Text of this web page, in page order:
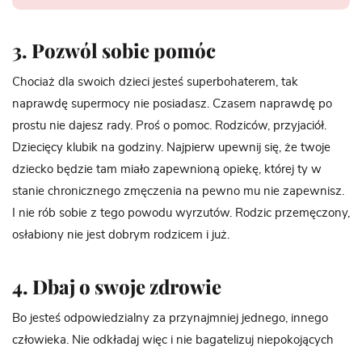
3. Pozwól sobie pomóc
Chociaż dla swoich dzieci jesteś superbohaterem, tak
naprawdę supermocy nie posiadasz. Czasem naprawdę po
prostu nie dajesz rady. Proś o pomoc. Rodziców, przyjaciół.
Dziecięcy klubik na godziny. Najpierw upewnij się, że twoje
dziecko będzie tam miało zapewnioną opiekę, której ty w
stanie chronicznego zmęczenia na pewno mu nie zapewnisz.
I nie rób sobie z tego powodu wyrzutów. Rodzic przemęczony,
osłabiony nie jest dobrym rodzicem i już.
4. Dbaj o swoje zdrowie
Bo jesteś odpowiedzialny za przynajmniej jednego, innego
człowieka. Nie odkładaj więc i nie bagatelizuj niepokojących